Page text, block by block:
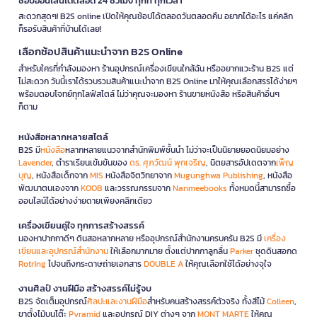
สะดวกสุดๆ! B2S online เปิดให้คุณช้อปได้ตลอดวันตลอดคืน อยากได้อะไร แค่คลิก
ก็รอรับสินค้าที่บ้านได้เลย!
เลือกช้อปสินค้าแนะนำจาก B2S Online
สำหรับใครที่กำลังมองหา ร้านอุปกรณ์เครื่องเขียนใกล้ฉัน หรืออยากแวะร้าน B2S แต่
ไม่สะดวก วันนี้เราได้รวบรวมสินค้าแนะนำจาก B2S Online มาให้คุณเลือกสรรได้ง่ายๆ
พร้อมตอบโจทย์ทุกไลฟ์สไตล์ ไม่ว่าคุณจะมองหา ร้านขายหนังสือ หรือสินค้าอื่นๆ
ก็ตาม
หนังสือหลากหลายสไตล์
B2S มีหนังสือหลากหลายแนวจากสำนักพิมพ์ชั้นนำ ไม่ว่าจะเป็นนิยายยอดนิยมอย่าง
Lavender, ตำราเรียนเข้มข้นของดร. ศุภวัฒน์ พุกเจริญ, นิตยสารอัปเดตจากเพ็ญ
บุญ, หนังสือเด็กจากMIS หนังสือจิตวิทยาจากMugunghwa Publishing, หนังสือ
พัฒนาตนเองจากKOOB และวรรณกรรมจากNanmeebooks ทั้งหมดนี้สามารถซื้อ
ออนไลน์ได้อย่างง่ายดายเพียงคลิกเดียว
เครื่องเขียนคู่ใจ ทุกการสร้างสรรค์
มองหาปากกาดีๆ ดินสอหลากหลาย หรืออุปกรณ์สำนักงานครบครัน B2S มีเครื่อง
เขียนและอุปกรณ์สำนักงานให้เลือกมากมาย ตั้งแต่ปากกาลูกลื่นParkerชุดดินสอกด
Rotringไปจนถึงกระดาษถ่ายเอกสารDOUBLE Aให้คุณเลือกใช้ได้อย่างจุใจ
งานศิลป์ งานฝีมือ สร้างสรรค์ไม่รู้จบ
B2S จัดเต็มอุปกรณ์ศิลปะและงานฝีมือสำหรับคนสร้างสรรค์ตัวจริง ทั้งสีไม้Colleen,
ขาตั้งไม้บนโต๊ะPyramidและอุปกรณ์ DIY ต่างๆ จากMONT MARTEให้คุณ